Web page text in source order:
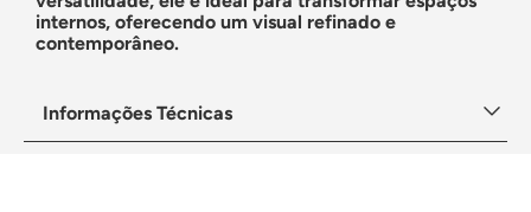
internos, oferecendo um visual refinado e
contemporâneo.
Informações Técnicas